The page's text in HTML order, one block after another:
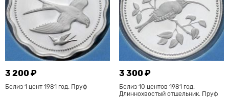
3 200 ₽
Белиз 1 цент 1981 год. Пруф
3 300 ₽
Белиз 10 центов 1981 год.
Длиннохвостый отшельник. Пруф